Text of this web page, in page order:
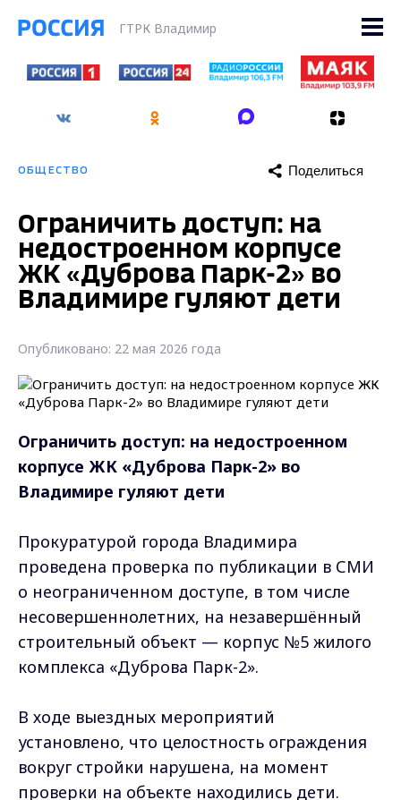
ГТРК Владимир
ОБЩЕСТВО Поделиться
Ограничить доступ: на
недостроенном корпусе
ЖК «Дуброва Парк-2» во
Владимире гуляют дети
Опубликовано: 22 мая 2026 года
Ограничить доступ: на недостроенном
корпусе ЖК «Дуброва Парк-2» во
Владимире гуляют дети
Прокуратурой города Владимира
проведена проверка по публикации в СМИ
о неограниченном доступе, в том числе
несовершеннолетних, на незавершённый
строительный объект — корпус №5 жилого
комплекса «Дуброва Парк-2».
В ходе выездных мероприятий
установлено, что целостность ограждения
вокруг стройки нарушена, на момент
проверки на объекте находились дети.